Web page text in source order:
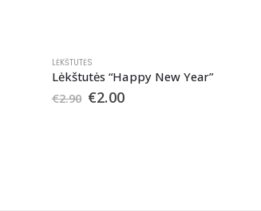
LĖKŠTUTĖS
Lėkštutės “Happy New Year”
€2.90 €2.00